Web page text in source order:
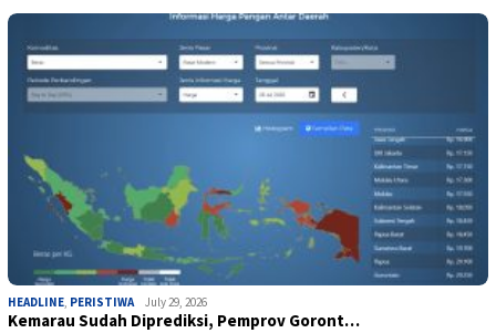
HEADLINE, PERISTIWA July 29, 2026
Kemarau Sudah Diprediksi, Pemprov Goront…